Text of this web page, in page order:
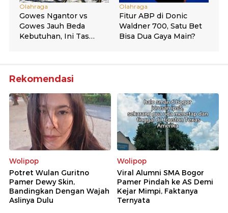
Rekomendasi
Wolipop
Potret Wulan Guritno
Pamer Dewy Skin,
Bandingkan Dengan Wajah
Aslinya Dulu
Wolipop
Viral Alumni SMA Bogor
Pamer Pindah ke AS Demi
Kejar Mimpi, Faktanya
Ternyata